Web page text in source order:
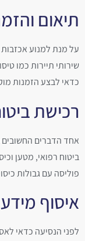
תיאום
על מנת למנוע אכזבות
שירותי תיירות כמו
כדאי לבצע הזמנות
רכישת
אחד הדברים החשובים
ביטוח רפואי, מטען
פוליסה עם גבולות
איסוף
לפני הנסיעה כדאי